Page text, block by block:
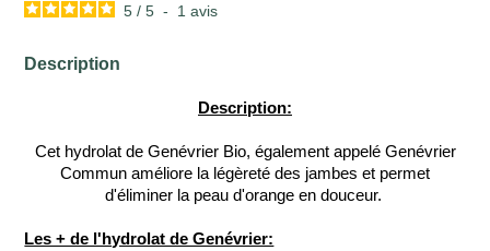
5 / 5 - 1avis
Description
Description:
Cet hydrolat de Genévrier Bio, également appelé Genévrier
Commun améliore la légèreté des jambes et permet
d'éliminer la peau d'orange en douceur.
Les + de l'hydrolat de Genévrier: